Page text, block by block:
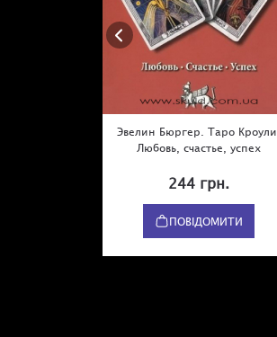
Эвелин Бюргер. Таро Кроули.
Любовь, счастье, успех
244 грн.
ПОВІДОМИТИ